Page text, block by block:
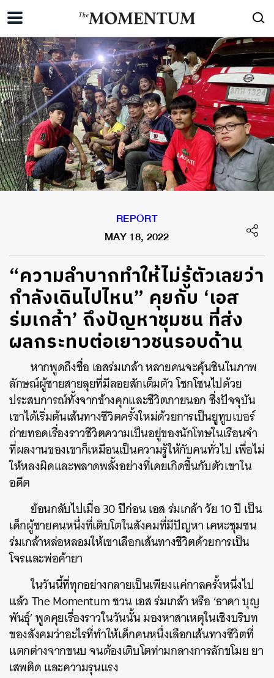
REPORT
MAY 18, 2022
“ความลำบากทำให้ไม่รู้ตัวเลยว่า
กำลังเดินไปไหน” คุยกับ ‘เอส
ร่มเกล้า’ ถึงปัญหาชุมชน ที่ส่ง
ผลกระทบต่อเยาวชนรอบด้าน
หากพูดถึงชื่อ เอสร่มเกล้า หลายคนจะคุ้นชินในภาพ
ลักษณ์ผู้ชายสายลุยที่มีลอยสักเต็มตัว โชกโชนไปด้วย
ประสบการณ์ทั้งจากข้างคุกและชีวิตภายนอก ซึ่งปัจจุบัน
เขาได้เริ่มต้นเส้นทางชีวิตครั้งใหม่ด้วยการเป็นยูทูบเบอร์
ถ่ายทอดเรื่องราวชีวิตความเป็นอยู่ของนักโทษในเรือนจำ
ที่ผลงานของเขาก็เหมือนเป็นความรู้ให้กับคนทั่วไป เพื่อไม่
ให้หลงผิดและพลาดพลั้งอย่างที่เคยเกิดขึ้นกับตัวเขาใน
อดีต
ย้อนกลับไปเมื่อ 30 ปีก่อน เอส ร่มเกล้า วัย 10 ปี เป็น
เด็กผู้ชายคนหนึ่งที่เติบโตในสังคมที่มีปัญหา เคหะชุมชน
ร่มเกล้าหล่อหลอมให้เขาเลือกเส้นทางชีวิตด้วยการเป็น
โจรและพ่อค้ายา
ในวันนี้ที่ทุกอย่างกลายเป็นเพียงแค่กาลครั้งหนึ่งไป
แล้ว The Momentum ชวน เอส ร่มเกล้า หรือ ‘ธาดา บุญ
พันธุ์’ พูดคุยเรื่องราวในวันนั้น มองหาสาเหตุในเชิงบริบท
ของสังคมว่าอะไรที่ทำให้เด็กคนหนึ่งเลือกเส้นทางชีวิตที่
แตกต่างจากขนบ จนต้องเติบโตท่ามกลางการลักขโมย ยา
เสพติด และความรุนแรง